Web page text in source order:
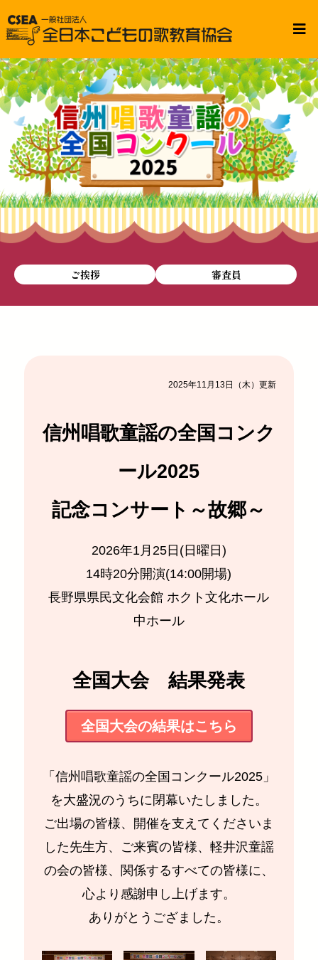
ご挨拶 審査員
2025年11月13日（木）更新
信州唱歌童謡の全国コンク
ール2025
記念コンサート～故郷～
2026年1月25日(日曜日)
14時20分開演(14:00開場)
長野県県民文化会館 ホクト文化ホール
中ホール
全国大会 結果発表
全国大会の結果はこちら
「信州唱歌童謡の全国コンクール2025」
を大盛況のうちに閉幕いたしました。
ご出場の皆様、開催を支えてくださいま
した先生方、ご来賓の皆様、軽井沢童謡
の会の皆様、関係するすべての皆様に、
心より感謝申し上げます。
ありがとうござました。